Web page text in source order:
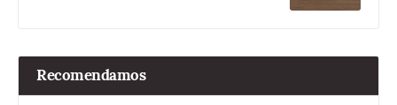
Recomendamos